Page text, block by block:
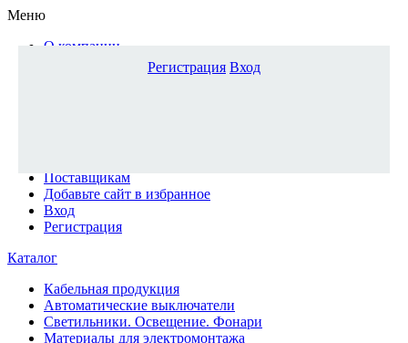
Меню
О компании
Доставка и оплата
Поставщикам
Добавьте сайт в избранное
Вход
Регистрация
Каталог
Кабельная продукция
Автоматические выключатели
Светильники. Освещение. Фонари
Материалы для электромонтажа
Регистрация Вход